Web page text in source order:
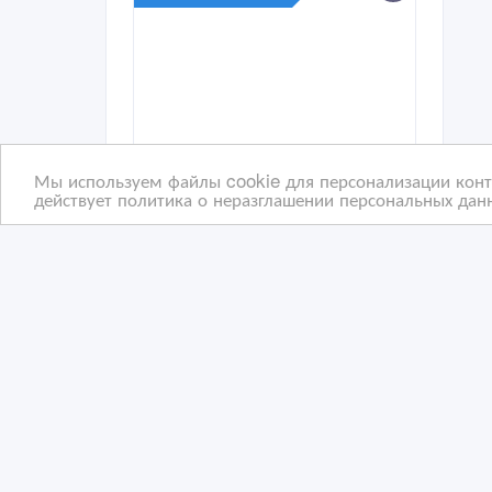
Мы используем файлы cookie для персонализации
действует политика о неразглашении персональных